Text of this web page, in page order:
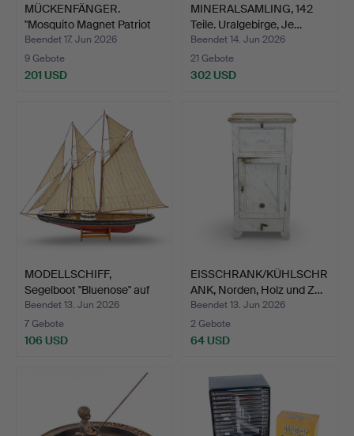
MÜCKENFÄNGER.
"Mosquito Magnet Patriot
Plu…
Beendet 17. Jun 2026
9 Gebote
201 USD
MINERALSAMLING, 142
Teile. Uralgebirge, Je…
Beendet 14. Jun 2026
21 Gebote
302 USD
MODELLSCHIFF,
Segelboot "Bluenose" auf
Stä…
Beendet 13. Jun 2026
7 Gebote
106 USD
EISSCHRANK/KÜHLSCHR
ANK, Norden, Holz und Z…
Beendet 13. Jun 2026
2 Gebote
64 USD